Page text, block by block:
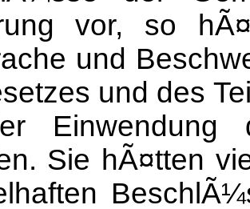
vor, so
und
und des
Einwendung
Sie hÃ¤tten